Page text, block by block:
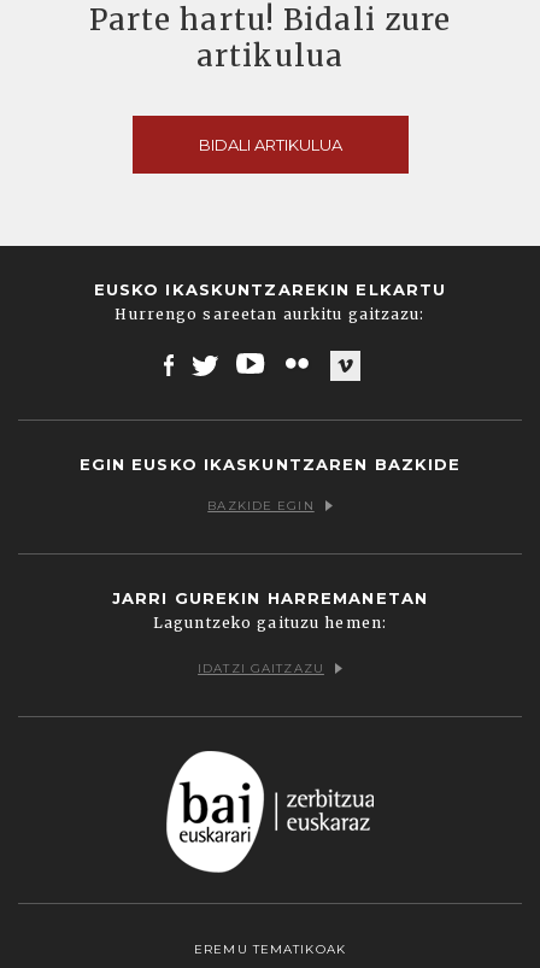
Parte hartu! Bidali zure
artikulua
BIDALI ARTIKULUA
EUSKO IKASKUNTZAREKIN ELKARTU
Hurrengo sareetan aurkitu gaitzazu:
EGIN EUSKO IKASKUNTZAREN BAZKIDE
BAZKIDE EGIN
JARRI GUREKIN HARREMANETAN
Laguntzeko gaituzu hemen:
IDATZI GAITZAZU
EREMU TEMATIKOAK